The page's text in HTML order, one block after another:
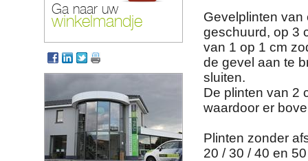
Ga naar uw
winkelmandje
Gevelplinten
geschuurd, op 3
van 1 op 1 cm
de gevel aan te
sluiten.
De plinten van 2
waardoor er
Plinten zonder
20 / 30 / 40 en